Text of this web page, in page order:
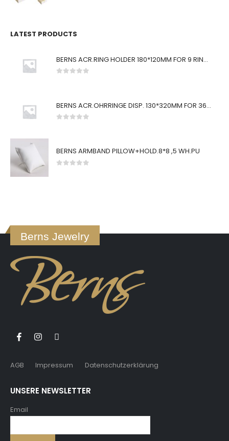
LATEST PRODUCTS
BERNS ACR.RING HOLDER 180*120MM FOR 9 RINGS
BERNS ACR.OHRRINGE DISP. 130*320MM FOR 36 PAIRS
BERNS ARMBAND PILLOW+HOLD.8*8 ,5 WH.PU
Berns Jewelry
AGB Impressum Datenschutzerklärung
UNSERE NEWSLETTER
Email